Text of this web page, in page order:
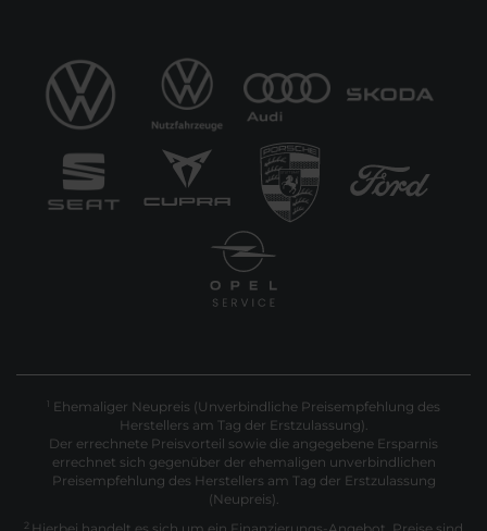
1 Ehemaliger Neupreis (Unverbindliche Preisempfehlung des
Herstellers am Tag der Erstzulassung).
Der errechnete Preisvorteil sowie die angegebene Ersparnis
errechnet sich gegenüber der ehemaligen unverbindlichen
Preisempfehlung des Herstellers am Tag der Erstzulassung
(Neupreis).
2